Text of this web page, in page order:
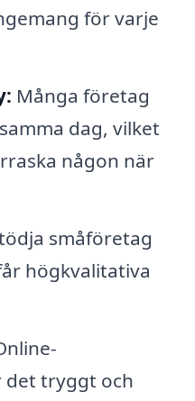
för varje
Många företag
dag, vilket
någon när
småföretag
högkvalitativa
det tryggt och